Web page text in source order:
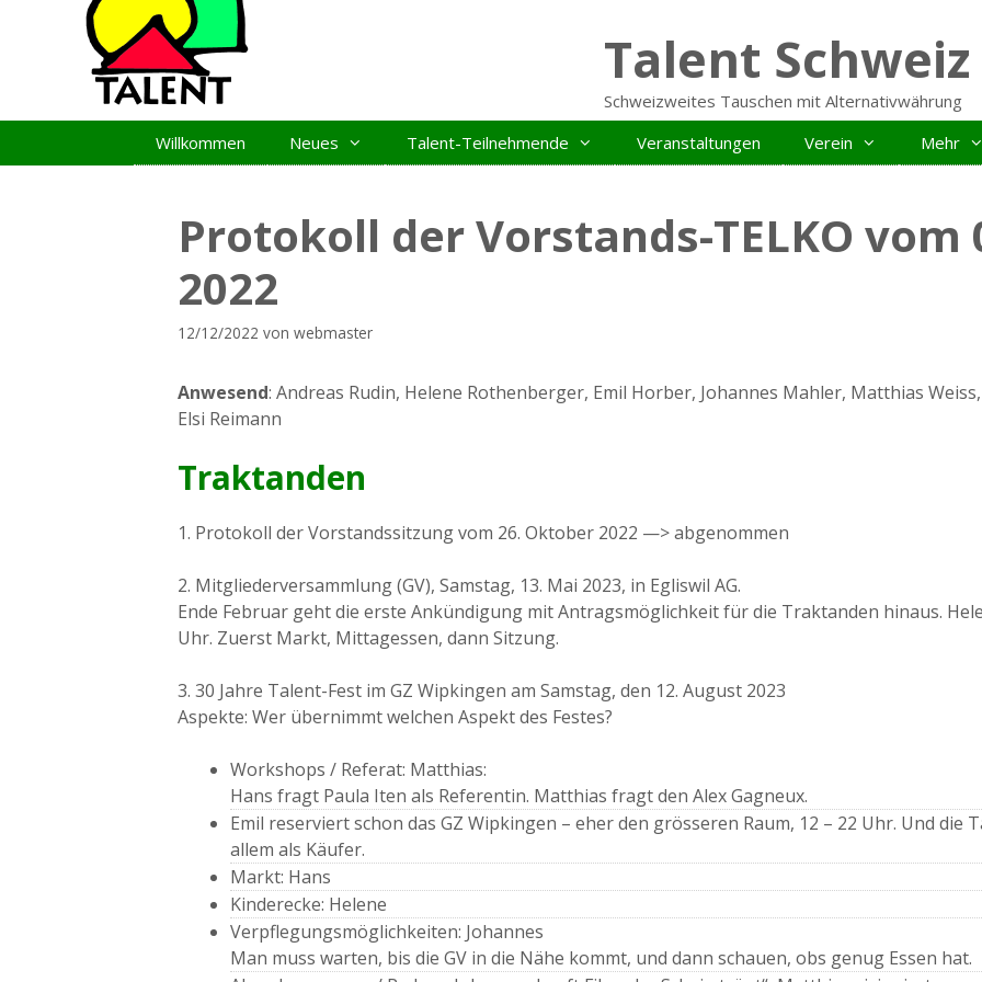
Talent Schweiz
Schweizweites Tauschen mit Alternativwährung
Willkommen
Neues Talent-Teilnehmende Veranstaltungen Verein Mehr
Protokoll der Vorstands-TELKO vom
2022
12/12/2022 von webmaster
Anwesend: Andreas Rudin, Helene Rothenberger, Emil Horber, Johannes Mahler, Matthias
Elsi Reimann
Traktanden
1. Protokoll der Vorstandssitzung vom 26. Oktober 2022 —> abgenommen
2. Mitgliederversammlung (GV), Samstag, 13. Mai 2023, in Egliswil AG.
Ende Februar geht die erste Ankündigung mit Antragsmöglichkeit für die Traktanden hinaus.
Uhr. Zuerst Markt, Mittagessen, dann Sitzung.
3. 30 Jahre Talent-Fest im GZ Wipkingen am Samstag, den 12. August 2023
Aspekte: Wer übernimmt welchen Aspekt des Festes?
Workshops / Referat: Matthias:
Hans fragt Paula Iten als Referentin. Matthias fragt den Alex Gagneux.
Emil reserviert schon das GZ Wipkingen – eher den grösseren Raum, 12 – 22 Uhr. Und die
allem als Käufer.
Markt: Hans
Kinderecke: Helene
Verpflegungsmöglichkeiten: Johannes
Man muss warten, bis die GV in die Nähe kommt, und dann schauen, obs genug Essen hat.